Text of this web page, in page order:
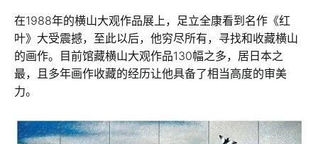
在1988年的横山大观作品展上，足立全康看到名作《红
叶》大受震撼，至此以后，他穷尽所有，寻找和收藏横山
的画作。目前馆藏横山大观作品130幅之多，居日本之
最，且多年画作收藏的经历让他具备了相当高度的审美
力。